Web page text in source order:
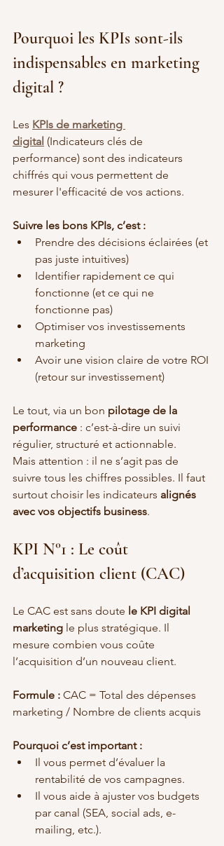
Pourquoi les KPIs sont-ils
indispensables en marketing
digital ?
Les KPIs de marketing
digital (Indicateurs clés de
performance) sont des indicateurs
chiffrés qui vous permettent de
mesurer l'efficacité de vos actions.
Suivre les bons KPIs, c’est :
Prendre des décisions éclairées (et
pas juste intuitives)
Identifier rapidement ce qui
fonctionne (et ce qui ne
fonctionne pas)
Optimiser vos investissements
marketing
Avoir une vision claire de votre ROI
(retour sur investissement)
Le tout, via un bon pilotage de la
performance : c’est-à-dire un suivi
régulier, structuré et actionnable.
Mais attention : il ne s’agit pas de
suivre tous les chiffres possibles. Il faut
surtout choisir les indicateurs alignés
avec vos objectifs business.
KPI N°1 : Le coût
d’acquisition client (CAC)
Le CAC est sans doute le KPI digital
marketing le plus stratégique. Il
mesure combien vous coûte
l’acquisition d’un nouveau client.
Formule : CAC = Total des dépenses
marketing / Nombre de clients acquis
Pourquoi c’est important :
Il vous permet d’évaluer la
rentabilité de vos campagnes.
Il vous aide à ajuster vos budgets
par canal (SEA, social ads, e-
mailing, etc.).